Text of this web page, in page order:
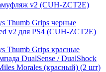
v2 (CUH-ZCT2E)
Thumb Grips черные
v2 для PS4 (CUH-ZCT2E)
Thumb Grips красные
DualSense / DualShock
Morales (красный) (2 шт)